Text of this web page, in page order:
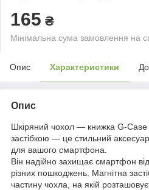
165 ₴
Мінімальна сума замовлення на
Опис Характеристики
Опис
Шкіряний чохол — книжка G-Case
застібкою — це стильний
для вашого смартфона.
Він надійно захищає смартфон
різних пошкоджень. Магнітна
частину чохла, на якій